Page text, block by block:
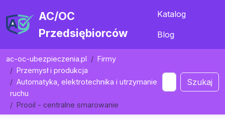
AC/OC
Przedsiębiorców
Katalog
Blog
ac-oc-ubezpieczenia.pl
Firmy
Przemysł i produkcja
Automatyka, elektrotechnika i utrzymanie
ruchu
Prooil - centralne smarowanie
Szukaj